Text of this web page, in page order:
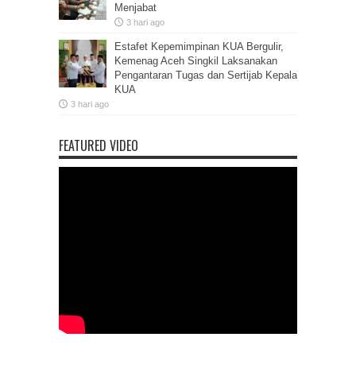
Menjabat
3 hari ago
Estafet Kepemimpinan KUA Bergulir,
Kemenag Aceh Singkil Laksanakan
Pengantaran Tugas dan Sertijab Kepala
KUA
3 hari ago
FEATURED VIDEO